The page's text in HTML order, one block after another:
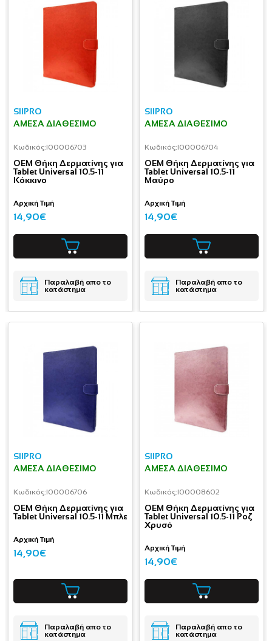
SIIPRO
ΆΜΕΣΑ ΔΙΑΘΈΣΙΜΟ
Κωδικός:I00006703
OEM Θήκη Δερματίνης για
Tablet Universal 10.5-11
Κόκκινο
Αρχική Τιμή
14,90€
Παραλαβή απο το
κατάστημα
SIIPRO
ΆΜΕΣΑ ΔΙΑΘΈΣΙΜΟ
Κωδικός:I00006704
OEM Θήκη Δερματίνης για
Tablet Universal 10.5-11
Μαύρο
Αρχική Τιμή
14,90€
Παραλαβή απο το
κατάστημα
SIIPRO
ΆΜΕΣΑ ΔΙΑΘΈΣΙΜΟ
Κωδικός:I00006706
OEM Θήκη Δερματίνης για
Tablet Universal 10.5-11 Μπλε
Αρχική Τιμή
14,90€
Παραλαβή απο το
κατάστημα
SIIPRO
ΆΜΕΣΑ ΔΙΑΘΈΣΙΜΟ
Κωδικός:I00008602
OEM Θήκη Δερματίνης για
Tablet Universal 10.5-11 Ροζ
Χρυσό
Αρχική Τιμή
14,90€
Παραλαβή απο το
κατάστημα